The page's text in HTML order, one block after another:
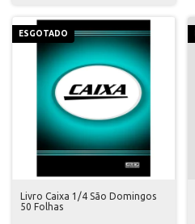
ESGOTADO
Livro Caixa 1/4 São Domingos
50 Folhas